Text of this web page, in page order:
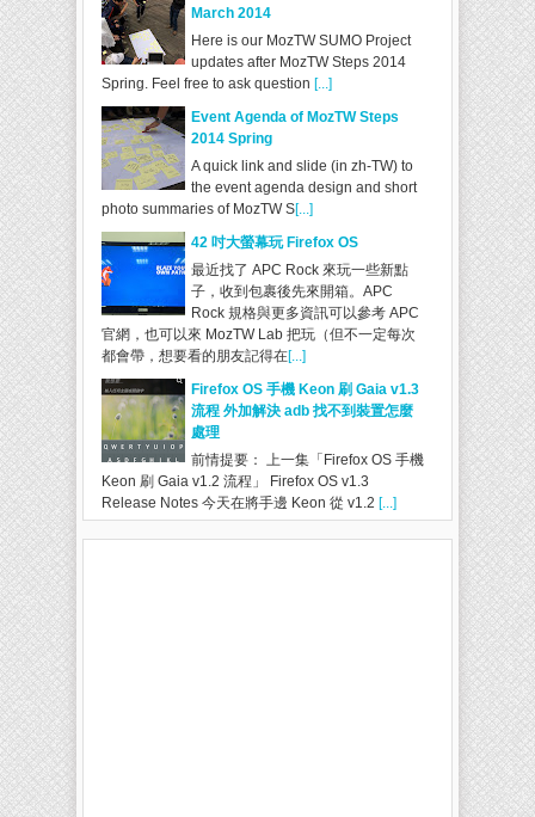
March 2014
Here is our MozTW SUMO Project
updates after MozTW Steps 2014
Spring. Feel free to ask question [...]
Event Agenda of MozTW Steps
2014 Spring
A quick link and slide (in zh-TW) to
the event agenda design and short
photo summaries of MozTW S[...]
42 吋大螢幕玩 Firefox OS
最近找了 APC Rock 來玩一些新點
子，收到包裹後先來開箱。APC
Rock 規格與更多資訊可以參考 APC
官網，也可以來 MozTW Lab 把玩（但不一定每次
都會帶，想要看的朋友記得在[...]
Firefox OS 手機 Keon 刷 Gaia v1.3
流程 外加解決 adb 找不到裝置怎麼
處理
前情提要： 上一集「Firefox OS 手機
Keon 刷 Gaia v1.2 流程」 Firefox OS v1.3
Release Notes 今天在將手邊 Keon 從 v1.2 [...]